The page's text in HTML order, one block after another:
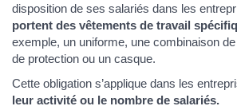
disposition de ses salariés dans les
portent des vêtements de travail
exemple, un uniforme, une combinaison
de protection ou un casque.
Cette obligation s’applique dans les
leur activité ou le nombre de salariés.